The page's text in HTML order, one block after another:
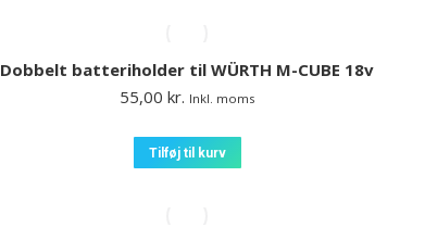
Dobbelt batteriholder til WÜRTH M-CUBE 18v
55,00 kr. Inkl. moms
Tilføj til kurv